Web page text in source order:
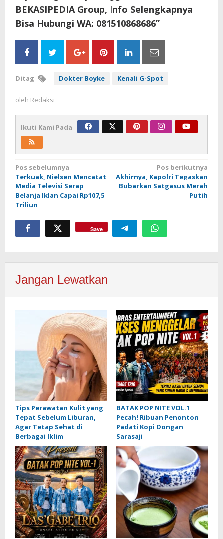
BEKASIPEDIA Group, Info Selengkapnya
Bisa Hubungi WA: 081510868686”
Ditag Dokter Boyke Kenali G-Spot
oleh Redaksi
Ikuti Kami Pada
Navigasi
pos
Pos sebelumnya
Terkuak, Nielsen Mencatat
Media Televisi Serap
Belanja Iklan Capai Rp107,5
Triliun
Pos berikutnya
Akhirnya, Kapolri Tegaskan
Bubarkan Satgasus Merah
Putih
Save
Jangan Lewatkan
Tips Perawatan Kulit yang
Tepat Sebelum Liburan,
Agar Tetap Sehat di
Berbagai Iklim
BATAK POP NITE VOL.1
Pecah! Ribuan Penonton
Padati Kopi Dongan
Sarasaji